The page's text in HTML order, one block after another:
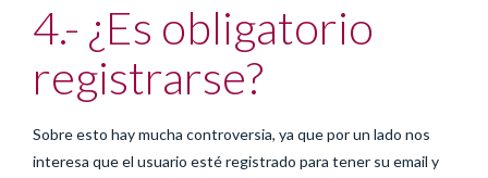
4.- ¿Es obligatorio
registrarse?
Sobre esto hay mucha controversia, ya que por un lado nos
interesa que el usuario esté registrado para tener su email y